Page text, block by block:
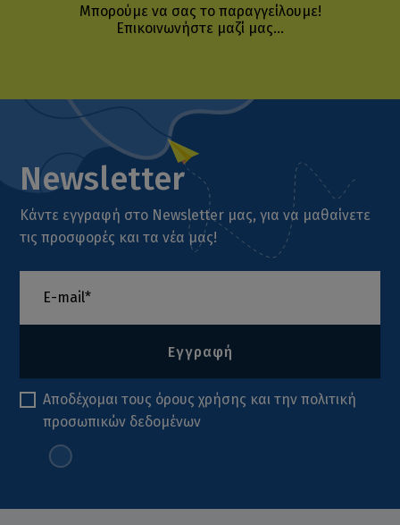
Μπορούμε να σας το παραγγείλουμε!
Επικοινωνήστε μαζί μας...
Newsletter
Κάντε εγγραφή στο Newsletter μας, για να μαθαίνετε
τις προσφορές και τα νέα μας!
Εγγραφή
Αποδέχομαι τους όρους χρήσης και τηνπολιτική
προσωπικών δεδομένων